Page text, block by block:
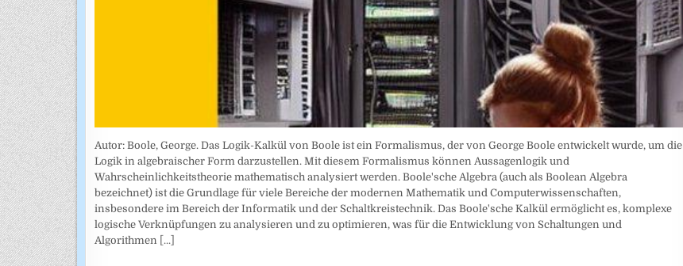
Autor: Boole, George. Das Logik-Kalkül von Boole ist ein Formalismus, der von George Boole entwickelt wurde, um die
Logik in algebraischer Form darzustellen. Mit diesem Formalismus können Aussagenlogik und
Wahrscheinlichkeitstheorie mathematisch analysiert werden. Boole'sche Algebra (auch als Boolean Algebra
bezeichnet) ist die Grundlage für viele Bereiche der modernen Mathematik und Computerwissenschaften,
insbesondere im Bereich der Informatik und der Schaltkreistechnik. Das Boole'sche Kalkül ermöglicht es, komplexe
logische Verknüpfungen zu analysieren und zu optimieren, was für die Entwicklung von Schaltungen und
Algorithmen [...]